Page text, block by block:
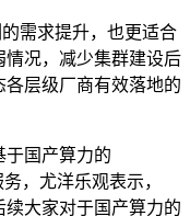
需求提升，也更适合
情况，减少集群建设后
层级厂商有效落地的
国产算力的
，尤洋乐观表示，
续大家对于国产算力的